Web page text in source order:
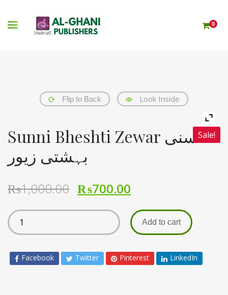
0
Flip to Back Look Inside
Sale!
Sunni Bheshti Zewar سنی
بہشتی زیور
₨1,000.00 ₨700.00
Add to cart
Facebook Twitter Pinterest LinkedIn